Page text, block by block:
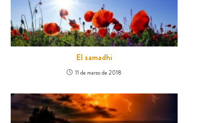
El samadhi
11 de marzo de 2018